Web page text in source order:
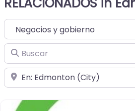
Seleccionar el formulario de
Buscar
Cerca de